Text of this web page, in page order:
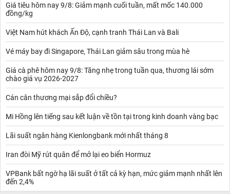
Giá tiêu hôm nay 9/8: Giảm mạnh cuối tuần, mất mốc 140.000
đồng/kg
Việt Nam hút khách Ấn Độ, cạnh tranh Thái Lan và Bali
Vé máy bay đi Singapore, Thái Lan giảm sâu trong mùa hè
Giá cà phê hôm nay 9/8: Tăng nhẹ trong tuần qua, thương lái sớm
chào giá vụ 2026-2027
Cán cân thương mại sắp đổi chiều?
Mi Hồng lên tiếng sau kết luận về tồn tại trong kinh doanh vàng bạc
Lãi suất ngân hàng Kienlongbank mới nhất tháng 8
Iran đòi Mỹ rút quân để mở lại eo biển Hormuz
VPBank bất ngờ hạ lãi suất ở tất cả kỳ hạn, mức giảm mạnh nhất lên
đến 2,4%